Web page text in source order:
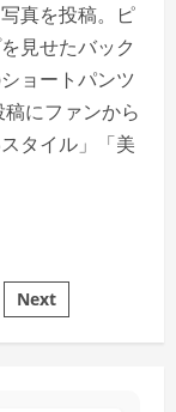
真を投稿。ピ
見せたバック
ョートパンツ
にファンから
タイル」「美
Next